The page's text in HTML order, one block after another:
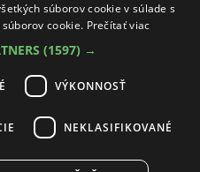
súborov cookie v súlade s
cookie. Prečítať viac
(1597) →
VÝKONNOSŤ
NEKLASIFIKOVANÉ